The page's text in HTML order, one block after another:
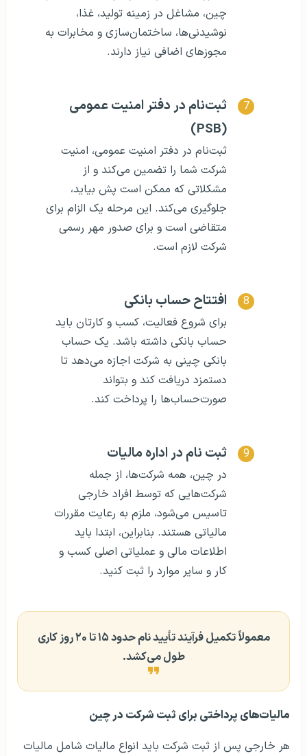
چین، مشاغل در زمینه تولید، غذا،
نوشیدنی‌ها، ساختمان‌سازی و مخابرات به
مجوزهای اضافی نیاز دارند.
ثبت‌نام در دفتر امنیت عمومی
(PSB)
ثبت‌نام در دفتر امنیت عمومی، امنیت
شرکت شما را تضمین می‌کند و از
مشکلاتی که ممکن است پش بیاید،
جلوگیری می‌کند. این مرحله یک الزام برای
متقاضی است و برای صدور مهر رسمی
شرکت لازم است.
افتتاح حساب بانکی
برای شروع فعالیت، کسب و کارتان باید
حساب بانکی داشته باشد. یک حساب
بانکی چینی به شرکت اجازه می‌دهد تا
دستمزد دریافت کند و بتواند
صورت‌حساب‌ها را پرداخت کند.
ثبت نام در اداره مالیات
در چین، همه شرکت‌ها، از جمله
شرکت‌هایی که توسط افراد خارجی
تاسیس می‌شود، ملزم به رعایت مقررات
مالیاتی هستند. بنابراین، ابتدا باید
اطلاعات مالی و عملیاتی اصلی کسب و
کار و سایر موارد را ثبت کنید.
معمولاً تکمیل فرآیند تأیید نام حدود ۱۵ تا ۲۰ روز کاری
طول می‌کشد.
مالیات‌های پرداختی برای ثبت شرکت در چین
هر خارجی پس از ثبت شرکت باید انواع مالیات شامل مالیات